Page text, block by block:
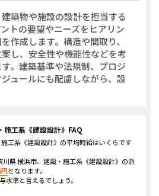
築物や施設の設計を担当する
トの要望やニーズをヒアリン
作成します。構造や間取り、
し、安全性や機能性などを考
。建築基準や法規制、プロジ
ュールにも配慮しながら、設
工系《建設設計》 FAQ
工系《建設設計》 の平均時給はいくらです
川県 横浜市、建設・施工系《建設設計》 の派
円となります。
水準と言えるでしょう。